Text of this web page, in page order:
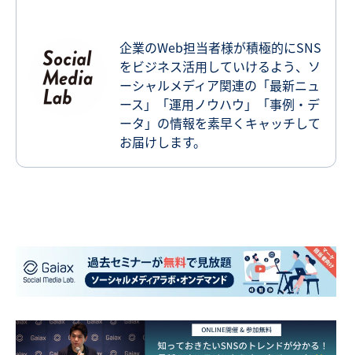
企業のWeb担当者様が積極的にSNS
をビジネス活用していけるよう、ソ
ーシャルメディア関連の「最新ニュ
ース」「運用ノウハウ」「事例・デ
ータ」の情報を素早くキャッチして
お届けします。